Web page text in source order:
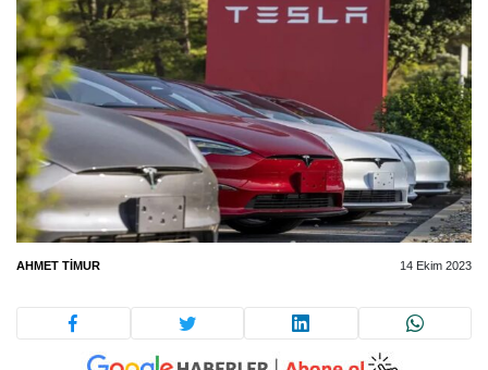
AHMET TIMUR 14 Ekim 2023